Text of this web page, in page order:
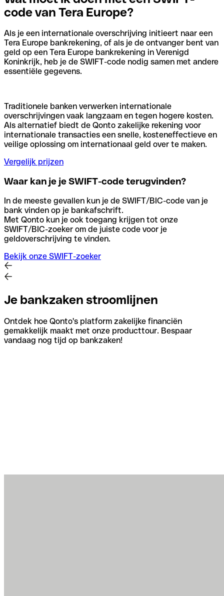
code van Tera Europe?
Als je een internationale overschrijving initieert naar een
Tera Europe bankrekening, of als je de ontvanger bent van
geld op een Tera Europe bankrekening in Verenigd
Koninkrijk, heb je de SWIFT-code nodig samen met andere
essentiële gegevens.
Traditionele banken verwerken internationale
overschrijvingen vaak langzaam en tegen hogere kosten.
Als alternatief biedt de Qonto zakelijke rekening voor
internationale transacties een snelle, kosteneffectieve en
veilige oplossing om internationaal geld over te maken.
Vergelijk prijzen
Waar kan je je SWIFT-code terugvinden?
In de meeste gevallen kun je de SWIFT/BIC-code van je
bank vinden op je bankafschrift.
Met Qonto kun je ook toegang krijgen tot onze
SWIFT/BIC-zoeker om de juiste code voor je
geldoverschrijving te vinden.
Bekijk onze SWIFT-zoeker
Je bankzaken stroomlijnen
Ontdek hoe Qonto's platform zakelijke financiën
gemakkelijk maakt met onze producttour. Bespaar
vandaag nog tijd op bankzaken!